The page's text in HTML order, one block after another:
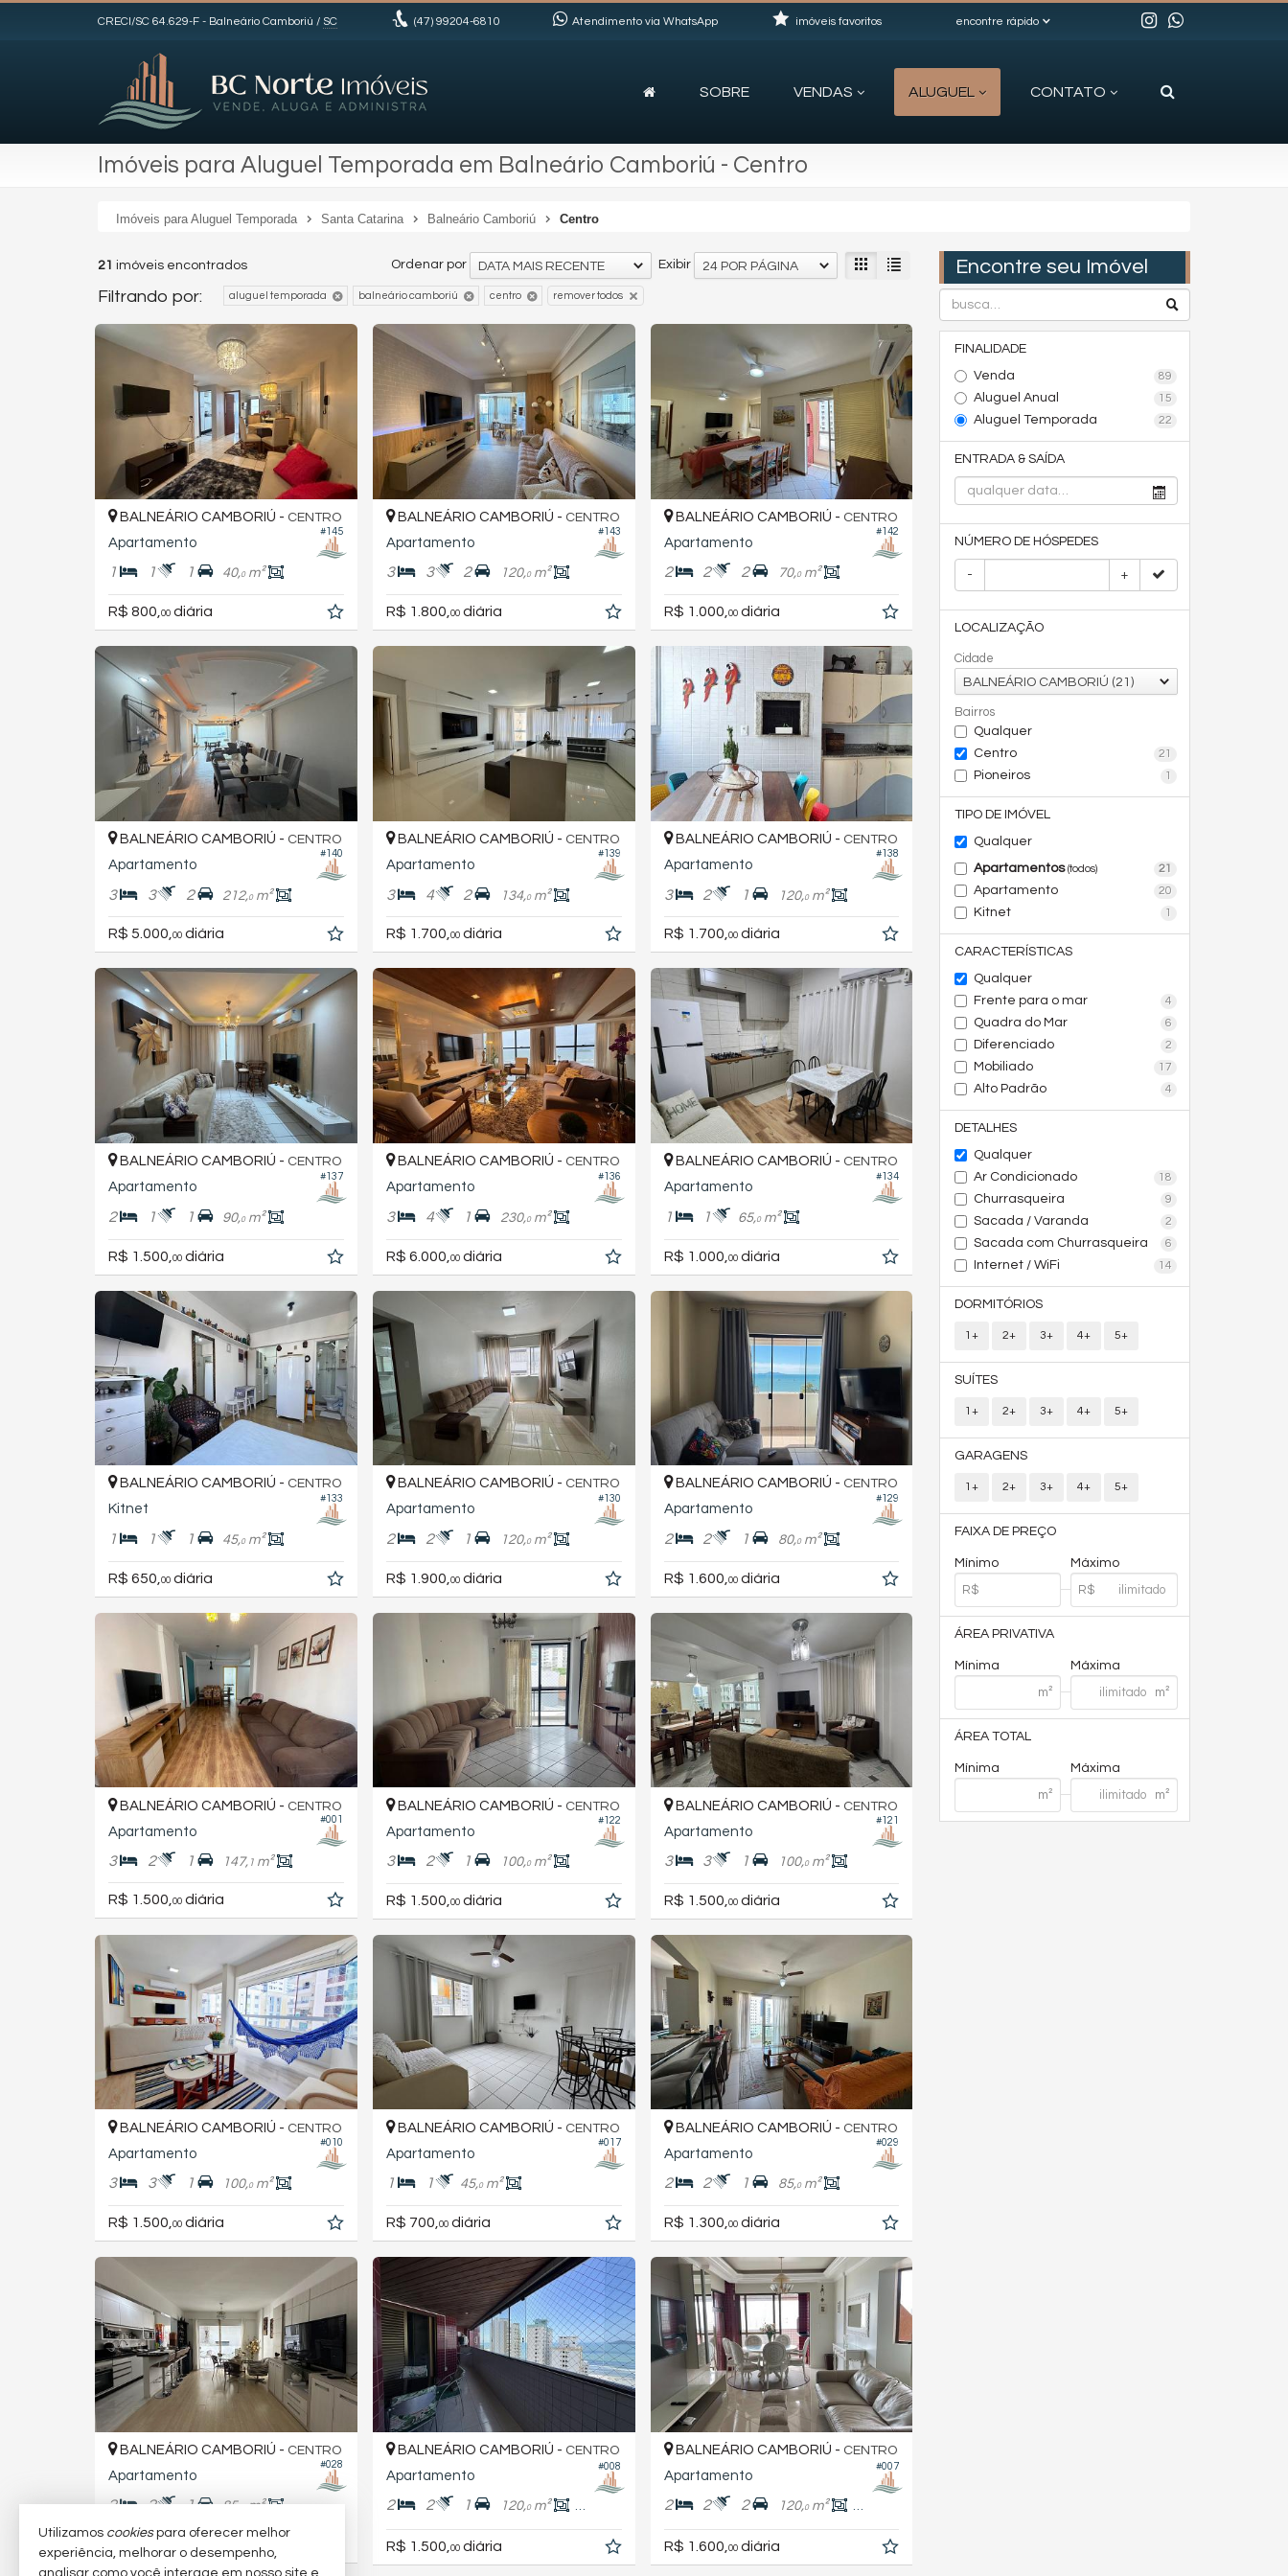
CRECI/SC 64.629-F - Balneário Camboriú / SC (47) 99204-6810 Atendimento via WhatsApp encontre rápido
imóveis favoritos
SOBRE VENDAS ALUGUEL CONTATO
Imóveis para Aluguel Temporada em Balneário Camboriú - Centro
Imóveis para Aluguel Temporada Santa Catarina Balneário Camboriú Centro
Encontre seu Imóvel
FINALIDADE
Venda
89
Aluguel Anual 15
Aluguel Temporada 22
ENTRADA & SAÍDA
NÚMERO DE HÓSPEDES
- +
LOCALIZAÇÃO
Cidade
BALNEÁRIO CAMBORIÚ (21)
Bairros
Qualquer
Centro
21
Pioneiros 1
TIPO DE IMÓVEL
Qualquer
Apartamentos(todos) 21
Apartamento 20
Kitnet 1
CARACTERÍSTICAS
Qualquer
Frente para o mar
4
Quadra do Mar 6
Diferenciado 2
Mobiliado 17
Alto Padrão 4
DETALHES
Qualquer
Ar Condicionado
18
Churrasqueira 9
Sacada / Varanda 2
Sacada com Churrasqueira 6
Internet / WiFi 14
DORMITÓRIOS
1+ 2+ 3+ 4+ 5+
SUÍTES
1+ 2+ 3+ 4+ 5+
GARAGENS
1+ 2+ 3+ 4+ 5+
FAIXA DE PREÇO
Mínimo Máximo
ÁREA PRIVATIVA
Mínima Máxima
ÁREA TOTAL
Mínima Máxima
21 imóveis encontrados Exibir 24 POR PÁGINA
Ordenar por DATA MAIS RECENTE
Filtrando por: aluguel temporada balneário camboriú centro remover todos
#145
BALNEÁRIO CAMBORIÚ - CENTRO
Apartamento
1 1 1 40,0m²
R$ 800, 00 diária
#143
BALNEÁRIO CAMBORIÚ - CENTRO
Apartamento
3 3 2 120,0m²
R$ 1.800, 00diária
#142
BALNEÁRIO CAMBORIÚ - CENTRO
Apartamento
2 2 2 70,0m²
R$ 1.000, 00diária
#140
BALNEÁRIO CAMBORIÚ - CENTRO
Apartamento
3 3 2 212,0m²
R$ 5.000,00 diária
#139
BALNEÁRIO CAMBORIÚ - CENTRO
Apartamento
3 4 2 134,0m²
R$ 1.700,00diária
#138
BALNEÁRIO CAMBORIÚ - CENTRO
Apartamento
3 2 1 120,0m²
R$ 1.700,00diária
#137
BALNEÁRIO CAMBORIÚ - CENTRO
Apartamento
2 1 1 90,0m²
R$ 1.500, 00 diária
#136
BALNEÁRIO CAMBORIÚ - CENTRO
Apartamento
3 4 1 230,0m²
R$ 6.000, 00diária
#134
BALNEÁRIO CAMBORIÚ - CENTRO
Apartamento
1 1 65,0m²
R$ 1.000, 00diária
#133
BALNEÁRIO CAMBORIÚ - CENTRO
Kitnet
1 1 1 45,0m²
R$ 650, 00 diária
#130
BALNEÁRIO CAMBORIÚ - CENTRO
Apartamento
2 2 1 120,0m²
R$ 1.900, 00diária
#129
BALNEÁRIO CAMBORIÚ - CENTRO
Apartamento
2 2 1 80,0m²
R$ 1.600, 00diária
#001
BALNEÁRIO CAMBORIÚ - CENTRO
Apartamento
3 2 1 147, 1 m²
R$ 1.500, 00 diária
#122
BALNEÁRIO CAMBORIÚ - CENTRO
Apartamento
3 2 1 100,0m²
R$ 1.500, 00diária
#121
BALNEÁRIO CAMBORIÚ - CENTRO
Apartamento
3 3 1 100,0m²
R$ 1.500, 00diária
#010
BALNEÁRIO CAMBORIÚ - CENTRO
Apartamento
3 3 1 100,0m²
R$ 1.500, 00 diária
#017
BALNEÁRIO CAMBORIÚ - CENTRO
Apartamento
1 1 45,0m²
R$ 700, 00diária
#029
BALNEÁRIO CAMBORIÚ - CENTRO
Apartamento
2 2 1 85,0m²
R$ 1.300, 00diária
#028
BALNEÁRIO CAMBORIÚ - CENTRO
Apartamento
2 2 1 85, m²
R$ 1.300, diária
#008
BALNEÁRIO CAMBORIÚ - CENTRO
Apartamento
2 2 1 120,0m² 100,
R$ 1.500,00diária
#007
BALNEÁRIO CAMBORIÚ - CENTRO
Apartamento
2 2 2 120,0m² 100,
R$ 1.600,00diária
Utilizamos cookiespara oferecer melhor
experiência, melhorar o desempenho,
analisar como você interage em nosso site e